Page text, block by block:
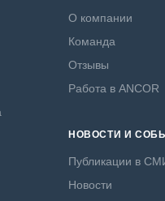
О компании
Команда
Отзывы
Работа в ANCOR
НОВОСТИ И
Публикации в
Новости